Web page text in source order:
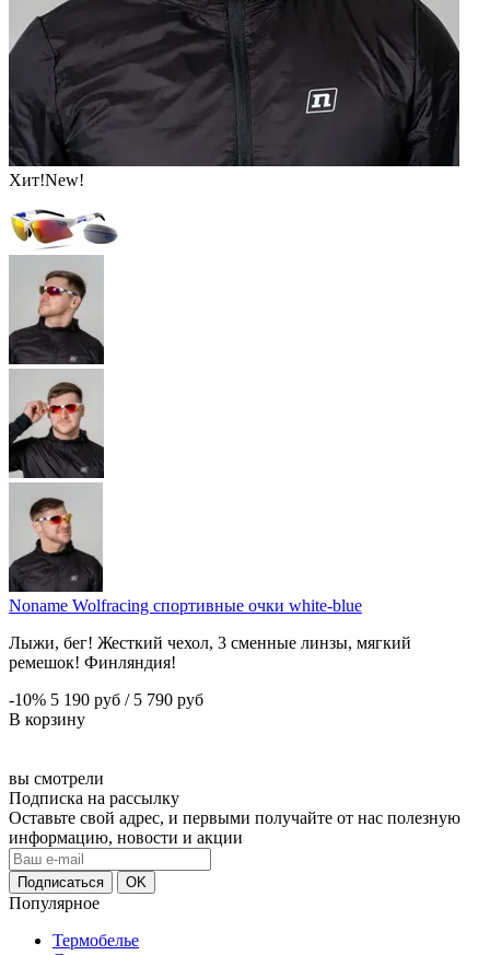
Хит!New!
Noname Wolfracing спортивные очки white-blue
Лыжи, бег! Жесткий чехол, 3 сменные линзы, мягкий
ремешок! Финляндия!
-10% 5 190 руб / 5 790 руб
В корзину
вы смотрели
Подписка на рассылку
Оставьте свой адрес, и первыми получайте от нас полезную
информацию, новости и акции
Популярное
Термобелье